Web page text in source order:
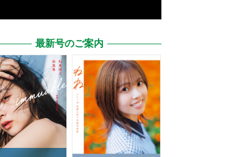
最新号のご案内